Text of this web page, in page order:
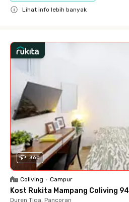
Lihat info lebih banyak
360
Coliving • Campur
Kost Rukita Mampang Coliving 94
Duren Tiga, Pancoran